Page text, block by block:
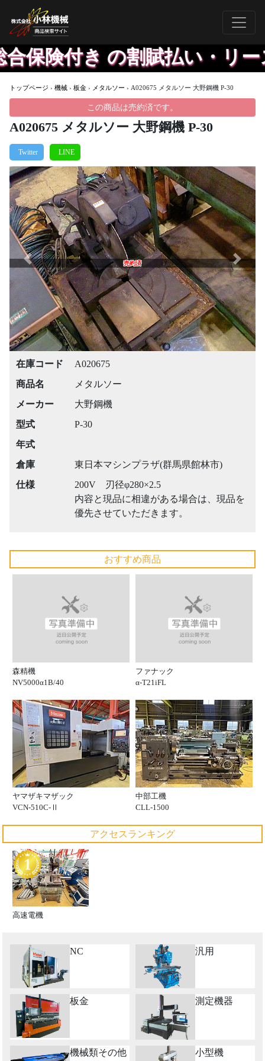
き の割賦払い・リース
トップページ › 機械 › 板金 › メタルソー › A020675 メタルソー 大野鋼機 P-30
この商品は売約済です。
A020675 メタルソー 大野鋼機 P-30
売約済
Previous Next
在庫コード
A020675
商品名
メタルソー
メーカー
大野鋼機
型式
P-30
年式
倉庫
東日本マシンプラザ(群馬県館林市)
仕様
200V 刃径φ280×2.5
内容と現品に相違がある場合は、現品を
優先させていただきます。
おすすめ商品
森精機
NV5000α1B/40
ファナック
α-T21iFL
ヤマザキマザック
VCN-510C-Ⅱ
中部工機
CLL-1500
アクセスランキング
高速電機
NC 汎用
板金 測定機器
機械類その他 小型機